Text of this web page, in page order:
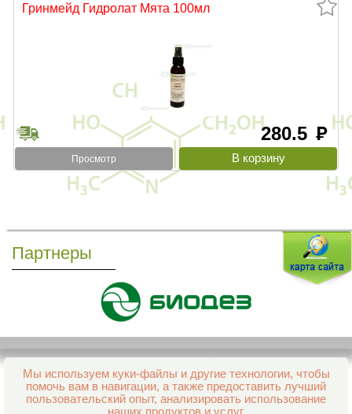
Гринмейд Гидролат Мята 100мл
280.5 руб
Просмотр
Партнеры
Мы используем куки-файлы и другие технологии, чтобы
помочь вам в навигации, а также предоставить лучший
пользовательский опыт, анализировать использование
Все права защищены и охраняются законом
© 2013–2026 Интернет-аптека Фармация
support@aptekapenza.ru